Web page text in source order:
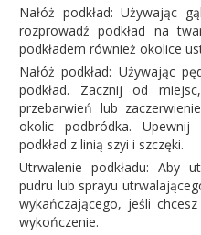
Nałóż podkład: Używając
rozprowadź podkład na
podkładem również okolice
Nałóż podkład: Używając
podkład. Zacznij od
przebarwień lub
okolic podbródka. Upewnij
podkład z linią szyi i szczęki.
Utrwalenie podkładu: Aby
pudru lub sprayu
wykańczającego, jeśli
wykończenie.